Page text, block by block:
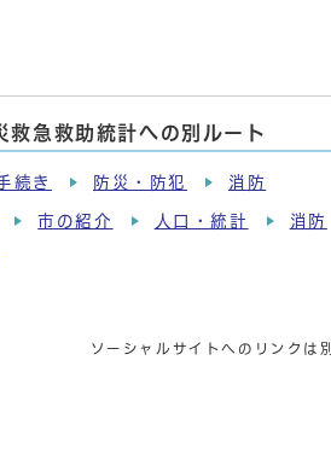
救急救助統計への別ルート
続き 防災・防犯 消防
市の紹介 人口・統計 消防
ソーシャルサイトへのリンクは